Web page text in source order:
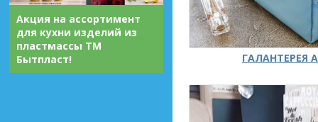
Акция на ассортимент
для кухни изделий из
пластмассы ТМ
Бытпласт!
ГАЛАНТЕРЕЯ